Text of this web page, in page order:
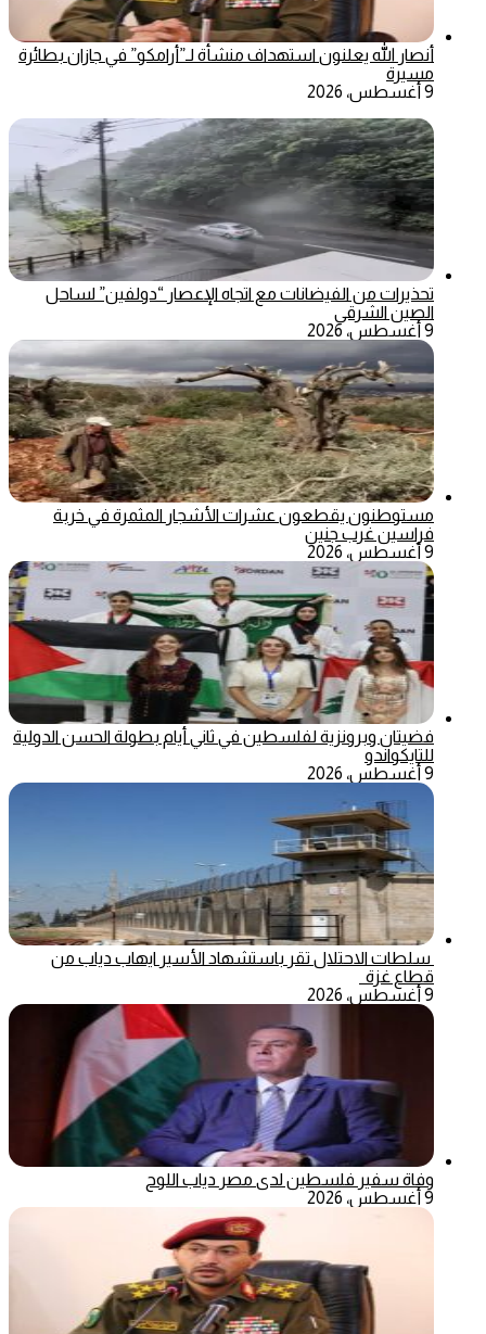
أنصار الله يعلنون استهداف منشأة لـ”أرامكو” في جازان بطائرة
مسيرة
9 أغسطس، 2026
تحذيرات من الفيضانات مع اتجاه الإعصار “دولفين” لساحل
الصين الشرقي
9 أغسطس، 2026
مستوطنون يقطعون عشرات الأشجار المثمرة في خربة
فراسين غرب جنين
9 أغسطس، 2026
فضيتان وبرونزية لفلسطين في ثاني أيام بطولة الحسن الدولية
للتايكواندو
9 أغسطس، 2026
سلطات الاحتلال تقر باستشهاد الأسير ايهاب دياب من
قطاع غزة
9 أغسطس، 2026
وفاة سفير فلسطين لدى مصر دياب اللوح
9 أغسطس، 2026